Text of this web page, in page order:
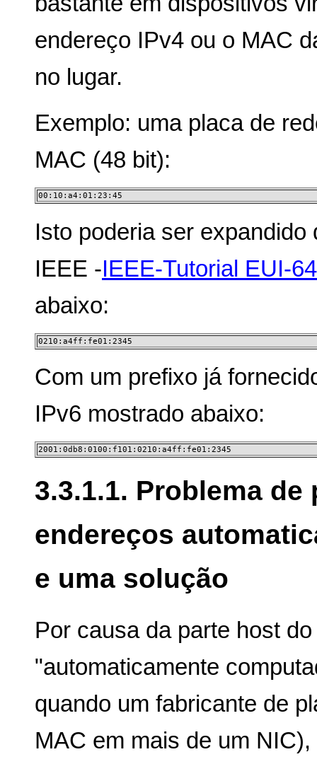
endereço IPv4 ou o MAC
no lugar.
Exemplo: uma placa de
MAC (48 bit):
00:10:a4:01:23:45
Isto poderia ser
IEEE -IEEE-Tutorial EUI-64
abaixo:
0210:a4ff:fe01:2345
Com um prefixo já
IPv6 mostrado abaixo:
2001:0db8:0100:f101:0210:a4ff:fe01:2345
3.3.1.1. Problema
endereços
e uma solução
Por causa da parte host
"automaticamente
quando um fabricante de
MAC em mais de um